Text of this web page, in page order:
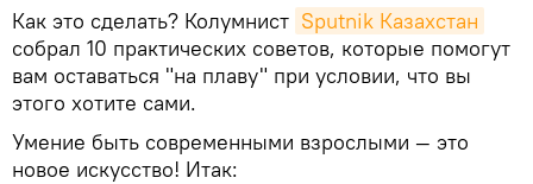
Как это сделать? Колумнист Sputnik Казахстан
собрал 10 практических советов, которые помогут
вам оставаться "на плаву" при условии, что вы
этого хотите сами.
Умение быть современными взрослыми — это
новое искусство! Итак: